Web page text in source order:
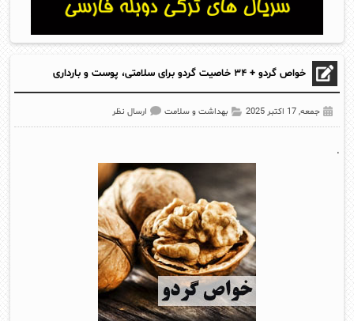
خواص گردو + ۳۴ خاصیت گردو برای سلامتی، پوست و بارداری
جمعه, 17 اکتبر 2025 بهداشت و سلامت ارسال نظر
.